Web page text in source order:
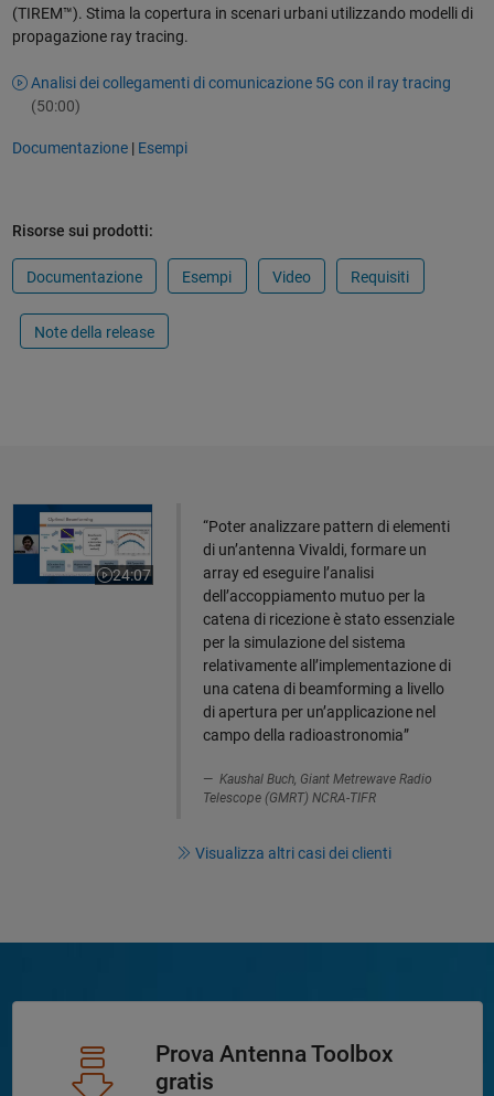
(TIREM™). Stima la copertura in scenari urbani utilizzando modelli di
propagazione ray tracing.
Analisi dei collegamenti di comunicazione 5G con il ray tracing
(50:00)
Documentazione| Esempi
Risorse sui prodotti:
Documentazione Esempi Video Requisiti
Note della release
Simulazione a livello di sistema di un beamformer per array di aperture
24:07
Il video dura 24:07
“Poter analizzare pattern di elementi
di un’antenna Vivaldi, formare un
array ed eseguire l’analisi
dell’accoppiamento mutuo per la
catena di ricezione è stato essenziale
per la simulazione del sistema
relativamente all’implementazione di
una catena di beamforming a livello
di apertura per un’applicazione nel
campo della radioastronomia”
Kaushal Buch, Giant Metrewave Radio
Telescope (GMRT) NCRA-TIFR
Visualizza altri casi dei clienti
Prova Antenna Toolbox
gratis